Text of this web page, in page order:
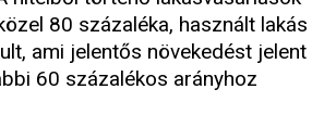
80 százaléka, használt lakás
ami jelentős növekedést jelent
60 százalékos arányhoz